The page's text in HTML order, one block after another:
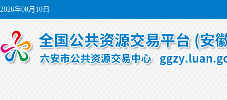
2026年08月10日